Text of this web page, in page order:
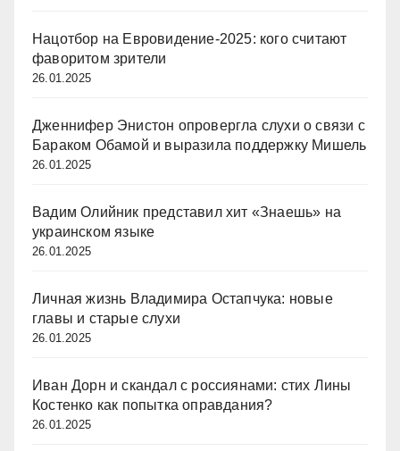
Нацотбор на Евровидение-2025: кого считают
фаворитом зрители
26.01.2025
Дженнифер Энистон опровергла слухи о связи с
Бараком Обамой и выразила поддержку Мишель
26.01.2025
Вадим Олийник представил хит «Знаешь» на
украинском языке
26.01.2025
Личная жизнь Владимира Остапчука: новые
главы и старые слухи
26.01.2025
Иван Дорн и скандал с россиянами: стих Лины
Костенко как попытка оправдания?
26.01.2025